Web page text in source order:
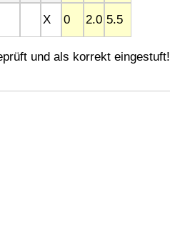
X 0 2.0 5.5
und als korrekt eingestuft!